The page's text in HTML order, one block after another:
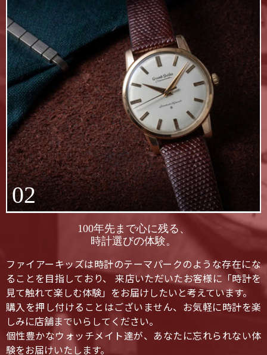
02
100年先まで心に残る、
時計選びの体験。
ファイアーキッズは時計のテーマパークのような存在にな
ることを目指しており、 来店いただいたお客様に「時計を
見て触れて楽しむ体験」をお届けしたいと考えています。
購入を押し付けることはございません、お気軽に時計を楽
しみに店舗までいらしてください。
個性豊かなウォッチメイト達が、あなたに忘れられない体
験をお届けいたします。